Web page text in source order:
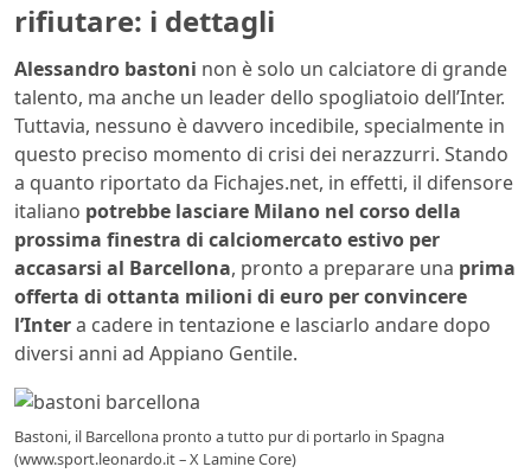
rifiutare: i dettagli
Alessandro bastoni non è solo un calciatore di grande
talento, ma anche un leader dello spogliatoio dell’Inter.
Tuttavia, nessuno è davvero incedibile, specialmente in
questo preciso momento di crisi dei nerazzurri. Stando
a quanto riportato da Fichajes.net, in effetti, il difensore
italiano potrebbe lasciare Milano nel corso della
prossima finestra di calciomercato estivo per
accasarsi al Barcellona, pronto a preparare una prima
offerta di ottanta milioni di euro per convincere
l’Intera cadere in tentazione e lasciarlo andare dopo
diversi anni ad Appiano Gentile.
Bastoni, il Barcellona pronto a tutto pur di portarlo in Spagna
(www.sport.leonardo.it – X Lamine Core)